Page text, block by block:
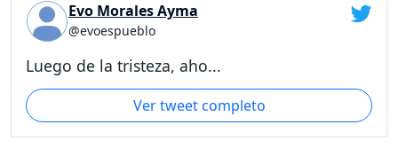
Evo Morales Ayma
@evoespueblo
Luego de la tristeza, aho...
Ver tweet completo